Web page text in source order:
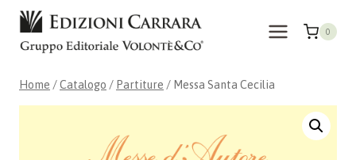
Salta
contenuto
0
Home /Catalogo / Partiture / Messa Santa Cecilia